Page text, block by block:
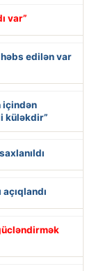
var”
edilən var
içindən
küləkdir”